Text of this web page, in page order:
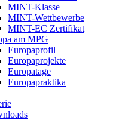
MINT-Klasse
MINT-Wettbewerbe
MINT-EC Zertifikat
am MPG
Europaprofil
Europaprojekte
Europatage
Europapraktika